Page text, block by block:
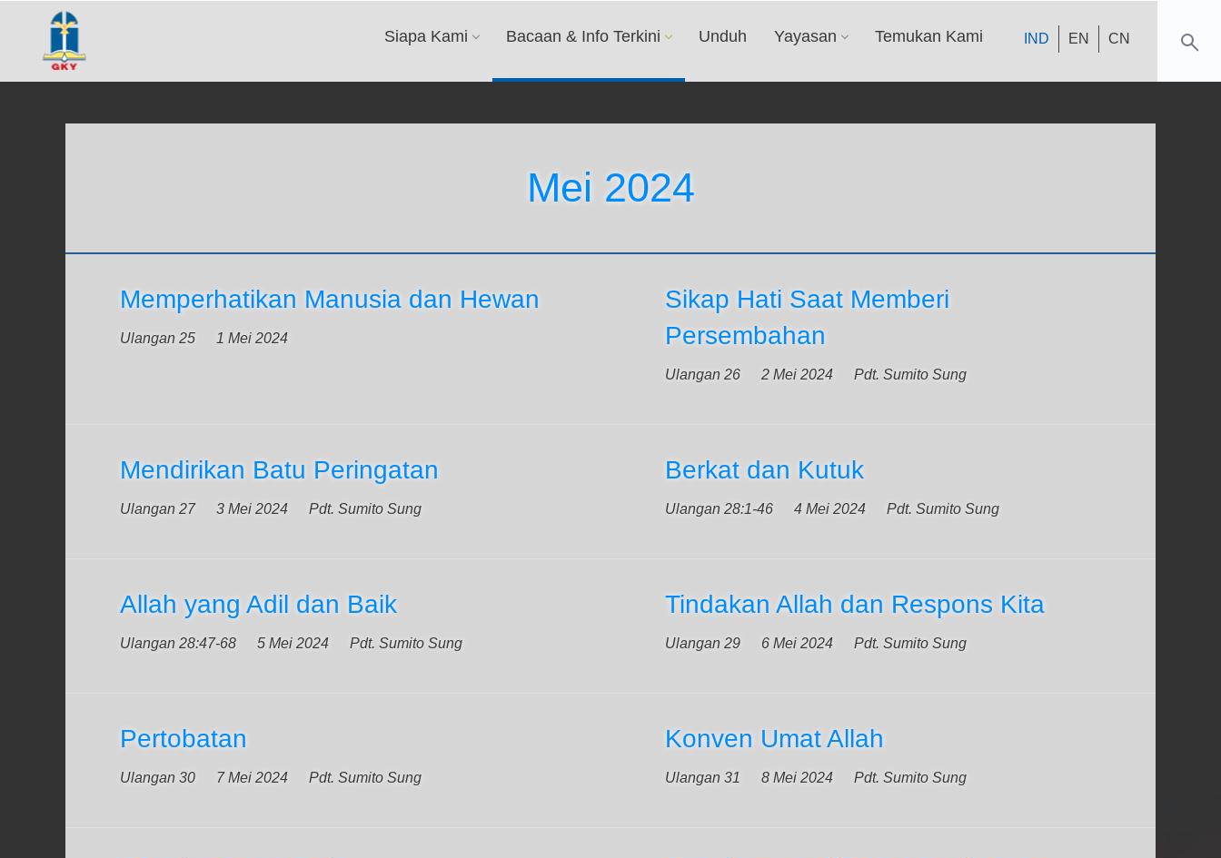
IND EN CN
Siapa Kami Bacaan & Info Terkini Unduh Yayasan Temukan Kami
Mei 2024
Memperhatikan Manusia dan Hewan
Ulangan 25 1 Mei 2024
Sikap Hati Saat Memberi
Persembahan
Ulangan 26 2 Mei 2024 Pdt. Sumito Sung
Mendirikan Batu Peringatan
Ulangan 27 3 Mei 2024 Pdt. Sumito Sung
Berkat dan Kutuk
Ulangan 28:1-46 4 Mei 2024 Pdt. Sumito Sung
Allah yang Adil dan Baik
Ulangan 28:47-68 5 Mei 2024 Pdt. Sumito Sung
Tindakan Allah dan Respons Kita
Ulangan 29 6 Mei 2024 Pdt. Sumito Sung
Pertobatan
Ulangan 30 7 Mei 2024 Pdt. Sumito Sung
Konven Umat Allah
Ulangan 31 8 Mei 2024 Pdt. Sumito Sung